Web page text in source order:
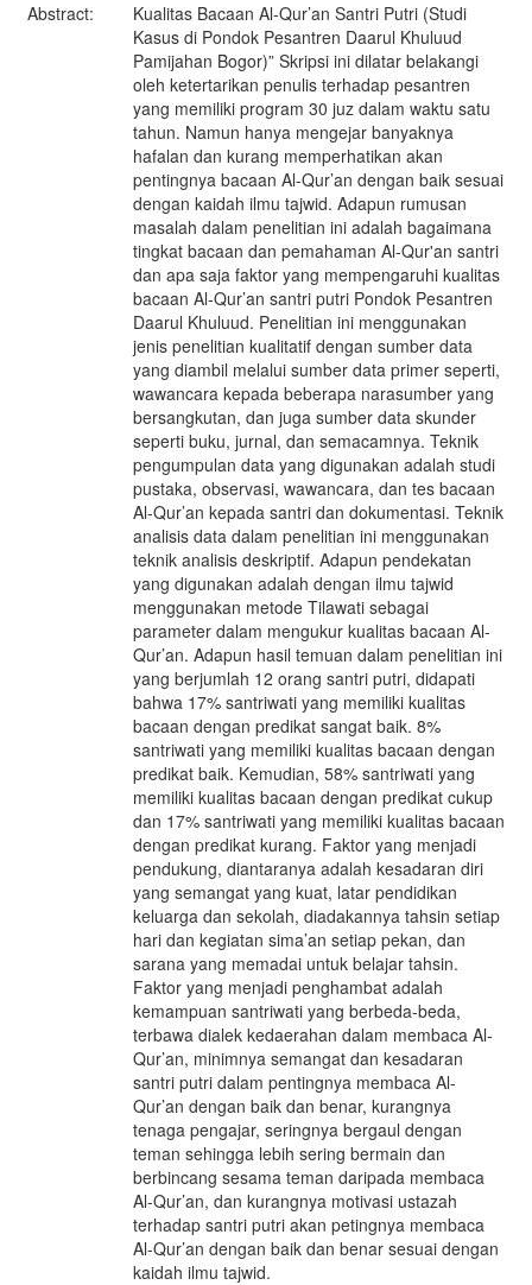
Abstract:
Kualitas Bacaan Al-Qur’an Santri Putri (Studi
Kasus di Pondok Pesantren Daarul Khuluud
Pamijahan Bogor)” Skripsi ini dilatar belakangi
oleh ketertarikan penulis terhadap pesantren
yang memiliki program 30 juz dalam waktu satu
tahun. Namun hanya mengejar banyaknya
hafalan dan kurang memperhatikan akan
pentingnya bacaan Al-Qur’an dengan baik sesuai
dengan kaidah ilmu tajwid. Adapun rumusan
masalah dalam penelitian ini adalah bagaimana
tingkat bacaan dan pemahaman Al-Qur'an santri
dan apa saja faktor yang mempengaruhi kualitas
bacaan Al-Qur’an santri putri Pondok Pesantren
Daarul Khuluud. Penelitian ini menggunakan
jenis penelitian kualitatif dengan sumber data
yang diambil melalui sumber data primer seperti,
wawancara kepada beberapa narasumber yang
bersangkutan, dan juga sumber data skunder
seperti buku, jurnal, dan semacamnya. Teknik
pengumpulan data yang digunakan adalah studi
pustaka, observasi, wawancara, dan tes bacaan
Al-Qur’an kepada santri dan dokumentasi. Teknik
analisis data dalam penelitian ini menggunakan
teknik analisis deskriptif. Adapun pendekatan
yang digunakan adalah dengan ilmu tajwid
menggunakan metode Tilawati sebagai
parameter dalam mengukur kualitas bacaan Al-
Qur’an. Adapun hasil temuan dalam penelitian ini
yang berjumlah 12 orang santri putri, didapati
bahwa 17% santriwati yang memiliki kualitas
bacaan dengan predikat sangat baik. 8%
santriwati yang memiliki kualitas bacaan dengan
predikat baik. Kemudian, 58% santriwati yang
memiliki kualitas bacaan dengan predikat cukup
dan 17% santriwati yang memiliki kualitas bacaan
dengan predikat kurang. Faktor yang menjadi
pendukung, diantaranya adalah kesadaran diri
yang semangat yang kuat, latar pendidikan
keluarga dan sekolah, diadakannya tahsin setiap
hari dan kegiatan sima’an setiap pekan, dan
sarana yang memadai untuk belajar tahsin.
Faktor yang menjadi penghambat adalah
kemampuan santriwati yang berbeda-beda,
terbawa dialek kedaerahan dalam membaca Al-
Qur’an, minimnya semangat dan kesadaran
santri putri dalam pentingnya membaca Al-
Qur’an dengan baik dan benar, kurangnya
tenaga pengajar, seringnya bergaul dengan
teman sehingga lebih sering bermain dan
berbincang sesama teman daripada membaca
Al-Qur’an, dan kurangnya motivasi ustazah
terhadap santri putri akan petingnya membaca
Al-Qur’an dengan baik dan benar sesuai dengan
kaidah ilmu tajwid.